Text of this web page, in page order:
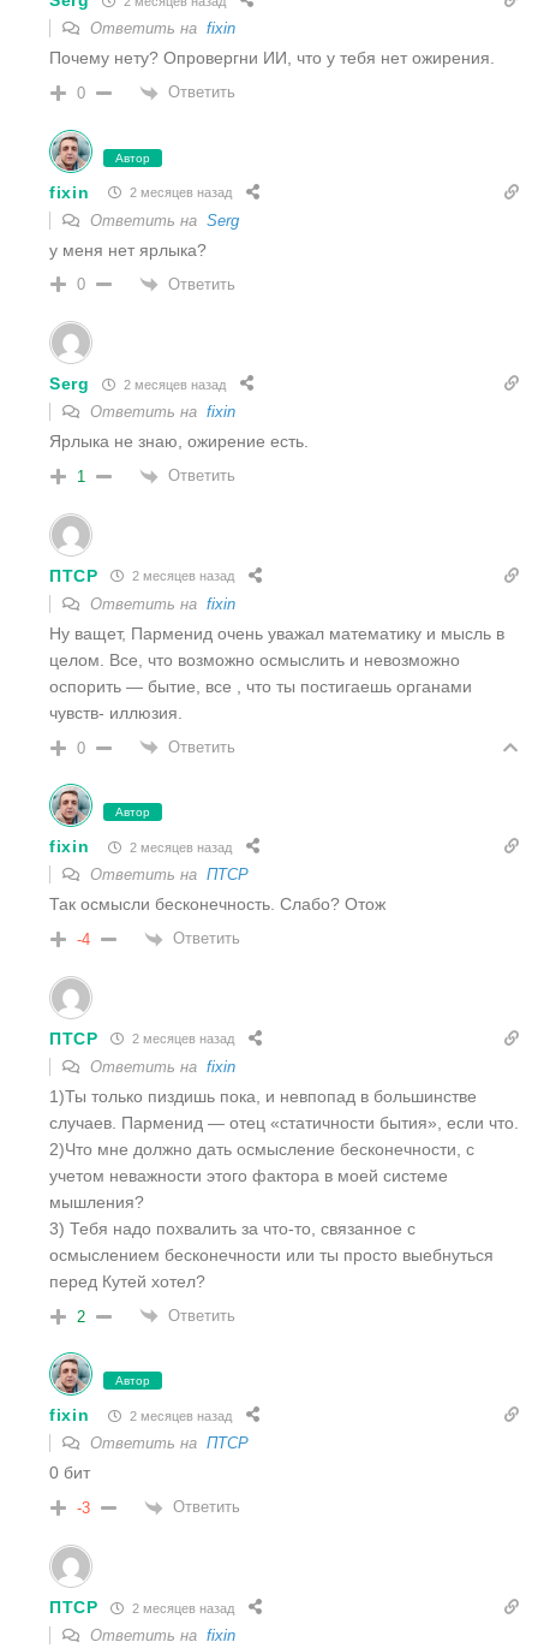
Ответить на fixin
Почему нету? Опровергни ИИ, что у тебя нет ожирения.
0 Ответить
Автор
fixin 2 месяцев назад
Ответить на Serg
у меня нет ярлыка?
0 Ответить
Serg 2 месяцев назад
Ответить на fixin
Ярлыка не знаю, ожирение есть.
1 Ответить
ПТСР 2 месяцев назад
Ответить на fixin
Ну ващет, Парменид очень уважал математику и мысль в
целом. Все, что возможно осмыслить и невозможно
оспорить — бытие, все , что ты постигаешь органами
чувств- иллюзия.
0 Ответить
Автор
fixin 2 месяцев назад
Ответить на ПТСР
Так осмысли бесконечность. Слабо? Отож
-4 Ответить
ПТСР 2 месяцев назад
Ответить на fixin
1)Ты только пиздишь пока, и невпопад в большинстве
случаев. Парменид — отец «статичности бытия», если что.
2)Что мне должно дать осмысление бесконечности, с
учетом неважности этого фактора в моей системе
мышления?
3) Тебя надо похвалить за что-то, связанное с
осмыслением бесконечности или ты просто выебнуться
перед Кутей хотел?
2 Ответить
Автор
fixin 2 месяцев назад
Ответить на ПТСР
0 бит
-3 Ответить
ПТСР 2 месяцев назад
Ответить на fixin